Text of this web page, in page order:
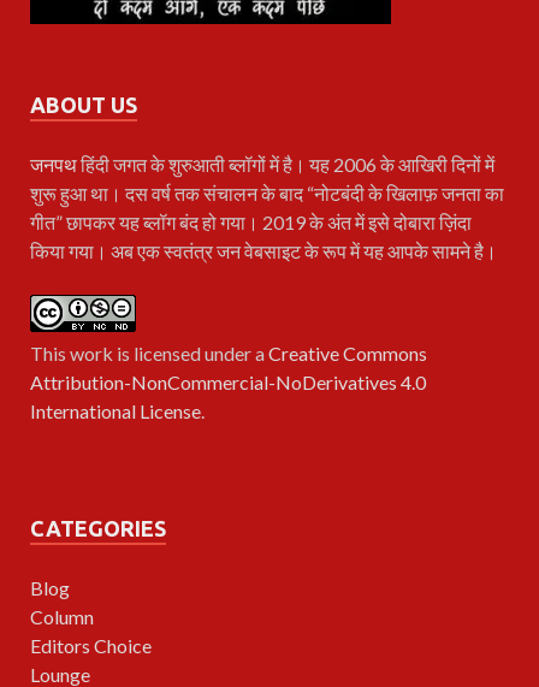
ABOUT US
जनपथहिंदी जगत के शुरुआती ब्लॉगों में है। यह 2006 के आखिरी दिनों में
शुरू हुआ था। दस वर्ष तक संचालन के बाद “नोटबंदी के खिलाफ़ जनता का
गीत” छापकर यह ब्लॉग बंद हो गया। 2019 के अंत में इसे दोबारा ज़िंदा
किया गया। अब एक स्वतंत्र जन वेबसाइट के रूप में यह आपके सामने है।
This work is licensed under aCreative Commons
Attribution-NonCommercial-NoDerivatives 4.0
International License.
CATEGORIES
Blog
Column
Editors Choice
Lounge